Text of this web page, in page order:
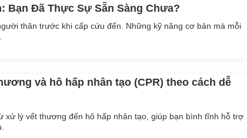
Bạn Đã Thực Sự Sẵn Sàng Chưa?
thân trước khi cấp cứu đến. Những kỹ năng cơ bản mà mỗi
và hô hấp nhân tạo (CPR) theo cách dễ
lý vết thương đến hô hấp nhân tạo, giúp bạn bình tĩnh hỗ trợ